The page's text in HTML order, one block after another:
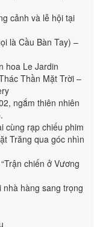
cảnh và lễ hội tại
là Cầu Bàn Tay) –
hoa Le Jardin
Thần Mặt Trời –
ngắm thiên nhiên
cùng rạp chiếu phim
Trăng qua góc nhìn
chiến ở Vương
hàng sang trọng